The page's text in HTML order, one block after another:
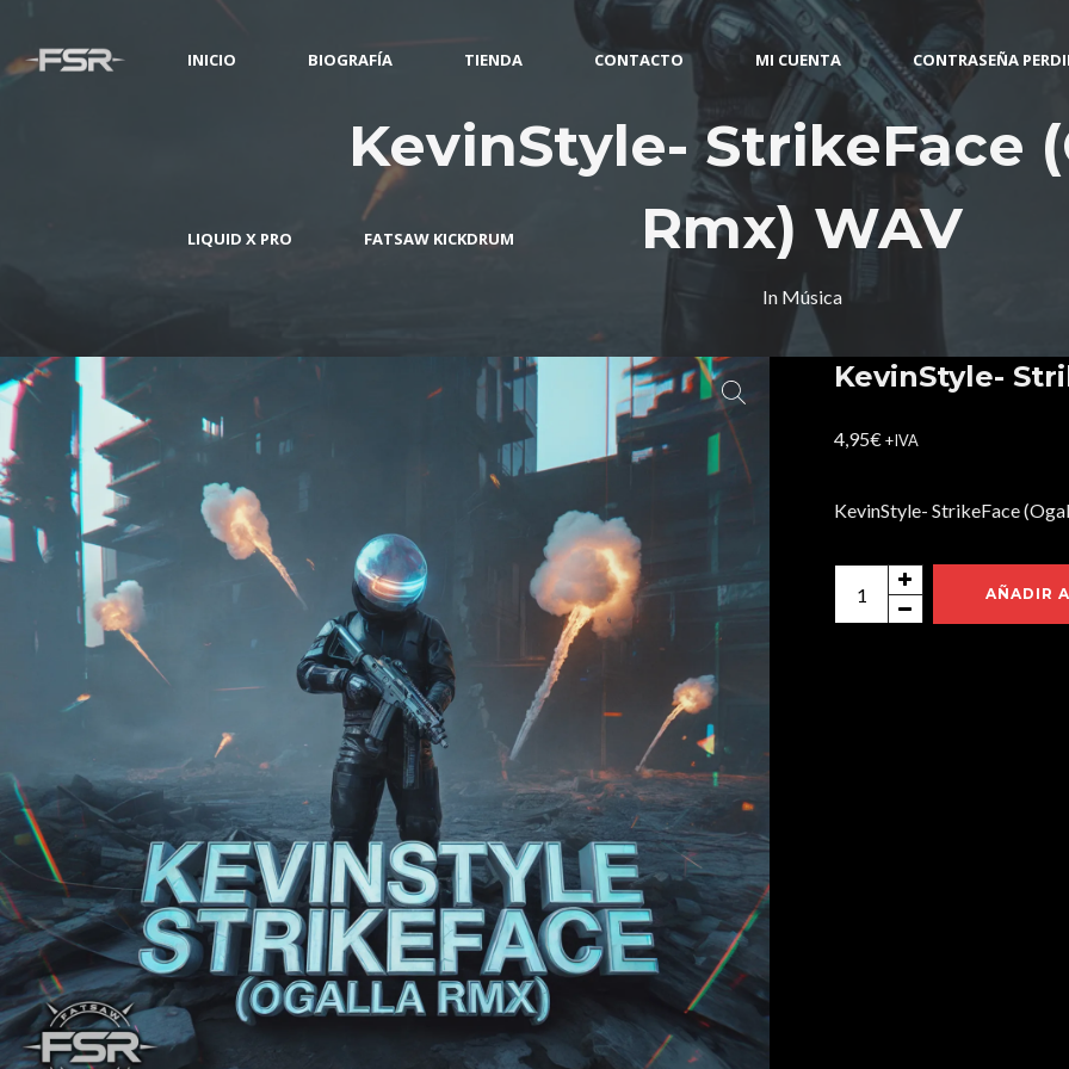
INICIO BIOGRAFÍA TIENDA CONTACTO MI CUENTA CONTRASEÑA
LIQUID X PRO FATSAW KICKDRUM
KevinStyle- StrikeFace
Rmx) WAV
In Música
KevinStyle-
4,95€+IVA
KevinStyle- StrikeFace
KevinStyle-
StrikeFace
AÑADIR